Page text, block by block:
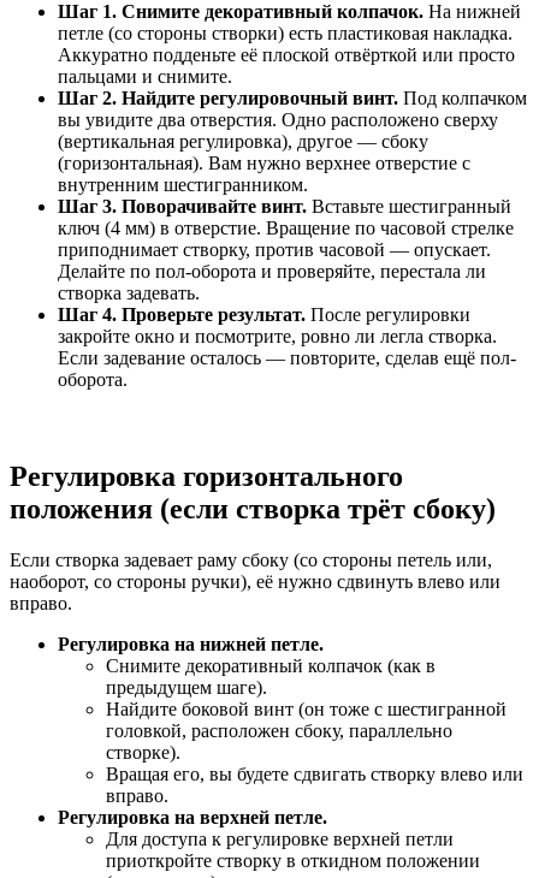
Шаг 1. Снимите декоративный колпачок. На нижней
петле (со стороны створки) есть пластиковая накладка.
Аккуратно подденьте её плоской отвёрткой или просто
пальцами и снимите.
Шаг 2. Найдите регулировочный винт. Под колпачком
вы увидите два отверстия. Одно расположено сверху
(вертикальная регулировка), другое — сбоку
(горизонтальная). Вам нужно верхнее отверстие с
внутренним шестигранником.
Шаг 3. Поворачивайте винт. Вставьте шестигранный
ключ (4 мм) в отверстие. Вращение по часовой стрелке
приподнимает створку, против часовой — опускает.
Делайте по пол-оборота и проверяйте, перестала ли
створка задевать.
Шаг 4. Проверьте результат. После регулировки
закройте окно и посмотрите, ровно ли легла створка.
Если задевание осталось — повторите, сделав ещё пол-
оборота.
Регулировка горизонтального
положения (если створка трёт сбоку)
Если створка задевает раму сбоку (со стороны петель или,
наоборот, со стороны ручки), её нужно сдвинуть влево или
вправо.
Регулировка на нижней петле.
Снимите декоративный колпачок (как в
предыдущем шаге).
Найдите боковой винт (он тоже с шестигранной
головкой, расположен сбоку, параллельно
створке).
Вращая его, вы будете сдвигать створку влево или
вправо.
Регулировка на верхней петле.
Для доступа к регулировке верхней петли
приоткройте створку в откидном положении